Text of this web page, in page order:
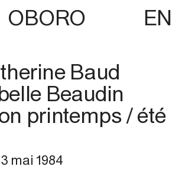
OBORO EN
Baud
Beaudin
printemps / été
3 mai 1984